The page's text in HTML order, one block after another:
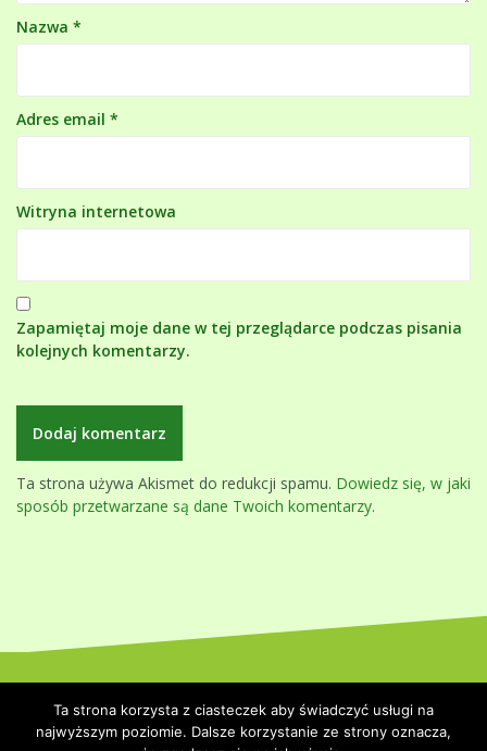
Nazwa *
Adres email *
Witryna internetowa
Zapamiętaj moje dane w tej przeglądarce podczas pisania
kolejnych komentarzy.
Ta strona używa Akismet do redukcji spamu. Dowiedz się, w jaki
sposób przetwarzane są dane Twoich komentarzy.
Themeisle.
Ta strona korzysta z ciasteczek aby świadczyć usługi na
najwyższym poziomie. Dalsze korzystanie ze strony oznacza,